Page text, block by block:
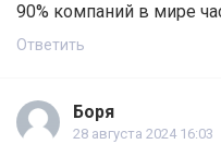
90% компаний в мире
Ответить
Боря
28 августа 2024 16:03